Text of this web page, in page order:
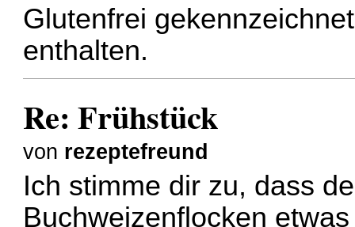
Glutenfrei
enthalten.
Re: Frühstück
von rezeptefreund
Ich stimme dir zu, dass
Buchweizenflocken